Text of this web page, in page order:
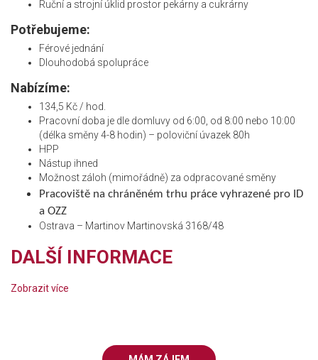
Ruční a strojní úklid prostor pekárny a cukrárny
Potřebujeme:
Férové jednání
Dlouhodobá spolupráce
Nabízíme:
134,5 Kč / hod.
Pracovní doba je dle domluvy od 6:00, od 8:00 nebo 10:00
(délka směny 4-8 hodin) – poloviční úvazek 80h
HPP
Nástup ihned
Možnost záloh (mimořádně) za odpracované směny
Pracoviště na chráněném trhu práce vyhrazené pro ID
a OZZ
Ostrava – Martinov Martinovská 3168/48
DALŠÍ INFORMACE
Zobrazit více